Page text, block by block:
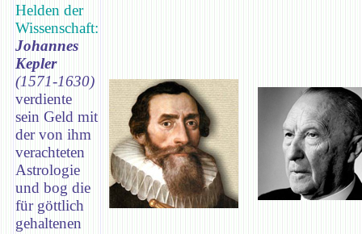
Helden der
Wissenschaft:
Johannes
Kepler
(1571-1630)
verdiente
sein Geld mit
der von ihm
verachteten
Astrologie
und bog die
für göttlich
gehaltenen